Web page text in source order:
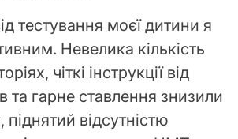
тестування моєї дитини я
Невелика кількість
чіткі інструкції від
та гарне ставлення знизили
піднятий відсутністю